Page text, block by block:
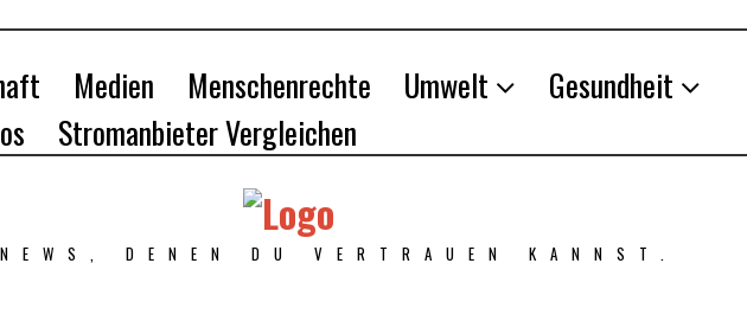
Medien Menschenrechte Umwelt
Gesundheit
Stromanbieter Vergleichen
DENEN DU VERTRAUEN KANNST.